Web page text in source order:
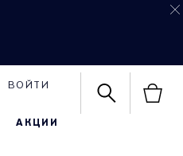
ВОЙТИ
АКЦИИ